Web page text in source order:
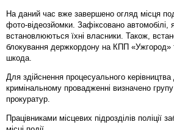
На даний час вже завершено огляд місця
фото-відеозйомки. Зафіксовано автомобілі,
встановлюються їхні власники. Також,
блокування держкордону на КПП «Ужгород»
шкода.
Для здійснення процесуального
кримінальному провадженні визначено
прокуратур.
Працівниками місцевих підрозділів поліції